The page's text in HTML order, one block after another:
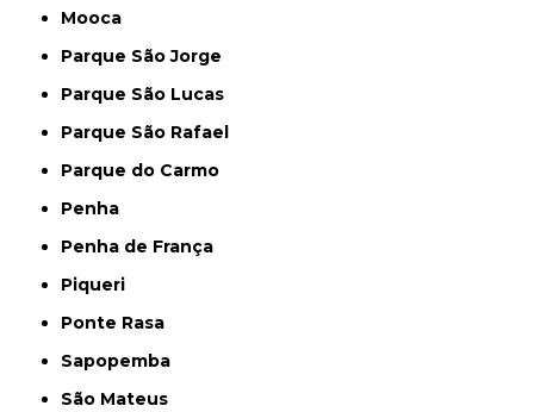
Mooca
Parque São Jorge
Parque São Lucas
Parque São Rafael
Parque do Carmo
Penha
Penha de França
Piqueri
Ponte Rasa
Sapopemba
São Mateus